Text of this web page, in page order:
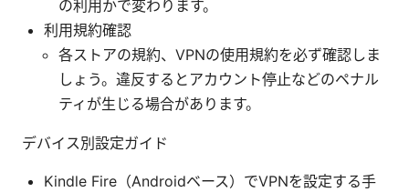
の利用かで変わります。
利用規約確認
各ストアの規約、VPNの使用規約を必ず確認しま
しょう。違反するとアカウント停止などのペナル
ティが生じる場合があります。
デバイス別設定ガイド
Kindle Fire（Androidベース）でVPNを設定する手